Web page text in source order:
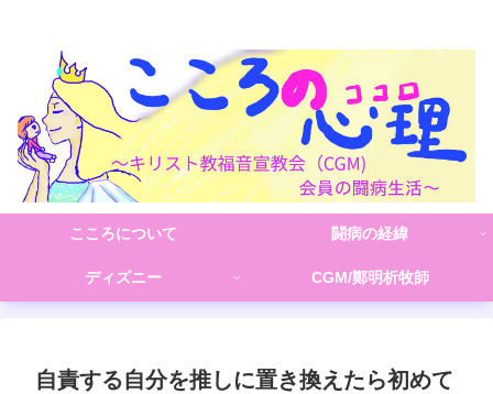
こころについて 闘病の経緯
ディズニー CGM/鄭明析牧師
自責する自分を推しに置き換えたら初めて